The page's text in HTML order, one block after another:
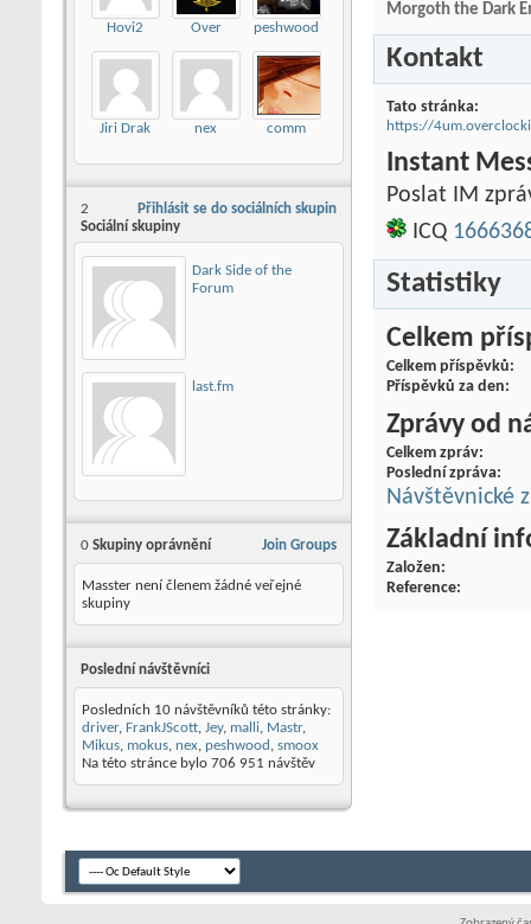
Hovi2 Over peshwood
Jiri Drak nex comm
Přihlásit se do sociálních skupin
2
Sociální skupiny
Dark Side of the
Forum
last.fm
Join Groups
0 Skupiny oprávnění
Masster není členem žádné veřejné
skupiny
Poslední návštěvníci
Posledních 10 návštěvníků této stránky:
driver, FrankJScott, Jey, malli, Mastr,
Mikus, mokus, nex, peshwood , smoox
Na této stránce bylo 706 951 návštěv
Morgoth the Dark
Kontakt
Tato stránka
https://
Instant
Poslat IM
ICQ
Statistiky
Celkem
Celkem příspěvků
Příspěvků za den
Zprávy od
Celkem zpráv
Poslední zpráva
Návštěvnické
Základní
Založen
Reference